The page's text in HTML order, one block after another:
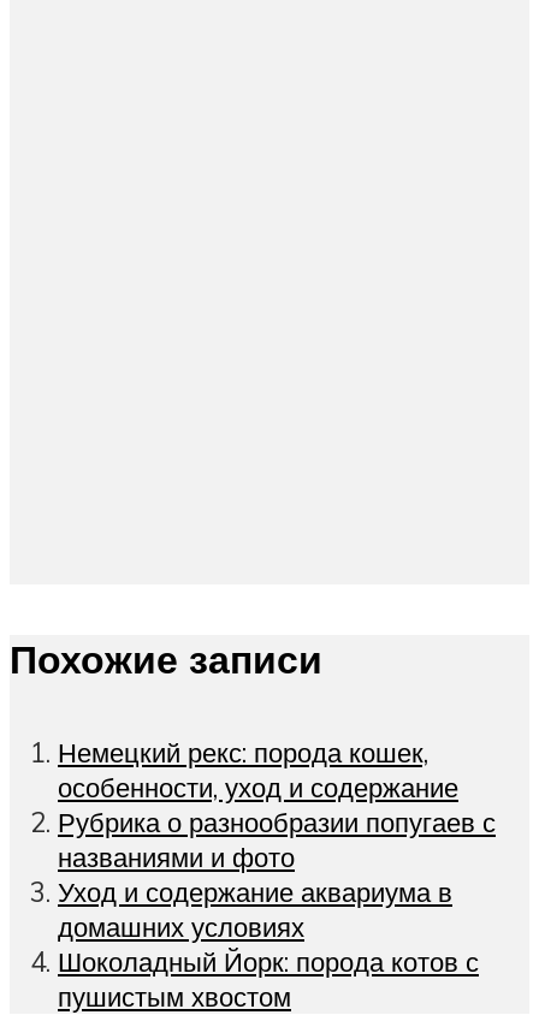
Похожие записи
Немецкий рекс: порода кошек,
особенности, уход и содержание
Рубрика о разнообразии попугаев с
названиями и фото
Уход и содержание аквариума в
домашних условиях
Шоколадный Йорк: порода котов с
пушистым хвостом